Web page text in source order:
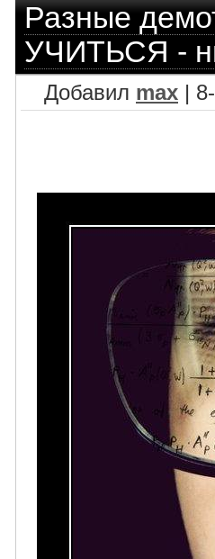
Разные
УЧИТЬСЯ -
Добавил max |